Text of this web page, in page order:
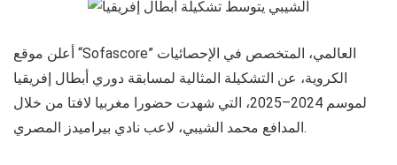
أعلن موقع “Sofascore” العالمي، المتخصص في الإحصائيات
الكروية، عن التشكيلة المثالية لمسابقة دوري أبطال إفريقيا
لموسم 2024–2025، التي شهدت حضورا مغربيا لافتا من خلال
المدافع محمد الشيبي، لاعب نادي بيراميدز المصري.